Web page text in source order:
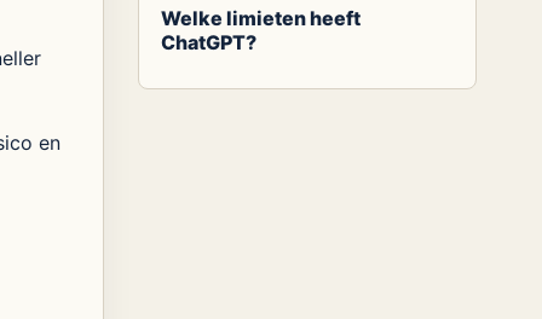
en
Welke limieten heeft
ChatGPT?